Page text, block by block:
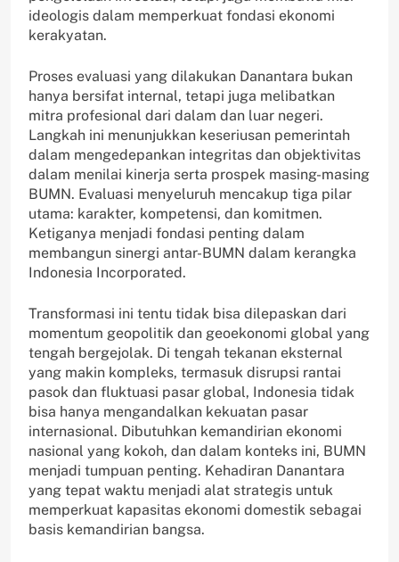
ideologis dalam memperkuat fondasi ekonomi
kerakyatan.
Proses evaluasi yang dilakukan Danantara bukan
hanya bersifat internal, tetapi juga melibatkan
mitra profesional dari dalam dan luar negeri.
Langkah ini menunjukkan keseriusan pemerintah
dalam mengedepankan integritas dan objektivitas
dalam menilai kinerja serta prospek masing-masing
BUMN. Evaluasi menyeluruh mencakup tiga pilar
utama: karakter, kompetensi, dan komitmen.
Ketiganya menjadi fondasi penting dalam
membangun sinergi antar-BUMN dalam kerangka
Indonesia Incorporated.
Transformasi ini tentu tidak bisa dilepaskan dari
momentum geopolitik dan geoekonomi global yang
tengah bergejolak. Di tengah tekanan eksternal
yang makin kompleks, termasuk disrupsi rantai
pasok dan fluktuasi pasar global, Indonesia tidak
bisa hanya mengandalkan kekuatan pasar
internasional. Dibutuhkan kemandirian ekonomi
nasional yang kokoh, dan dalam konteks ini, BUMN
menjadi tumpuan penting. Kehadiran Danantara
yang tepat waktu menjadi alat strategis untuk
memperkuat kapasitas ekonomi domestik sebagai
basis kemandirian bangsa.